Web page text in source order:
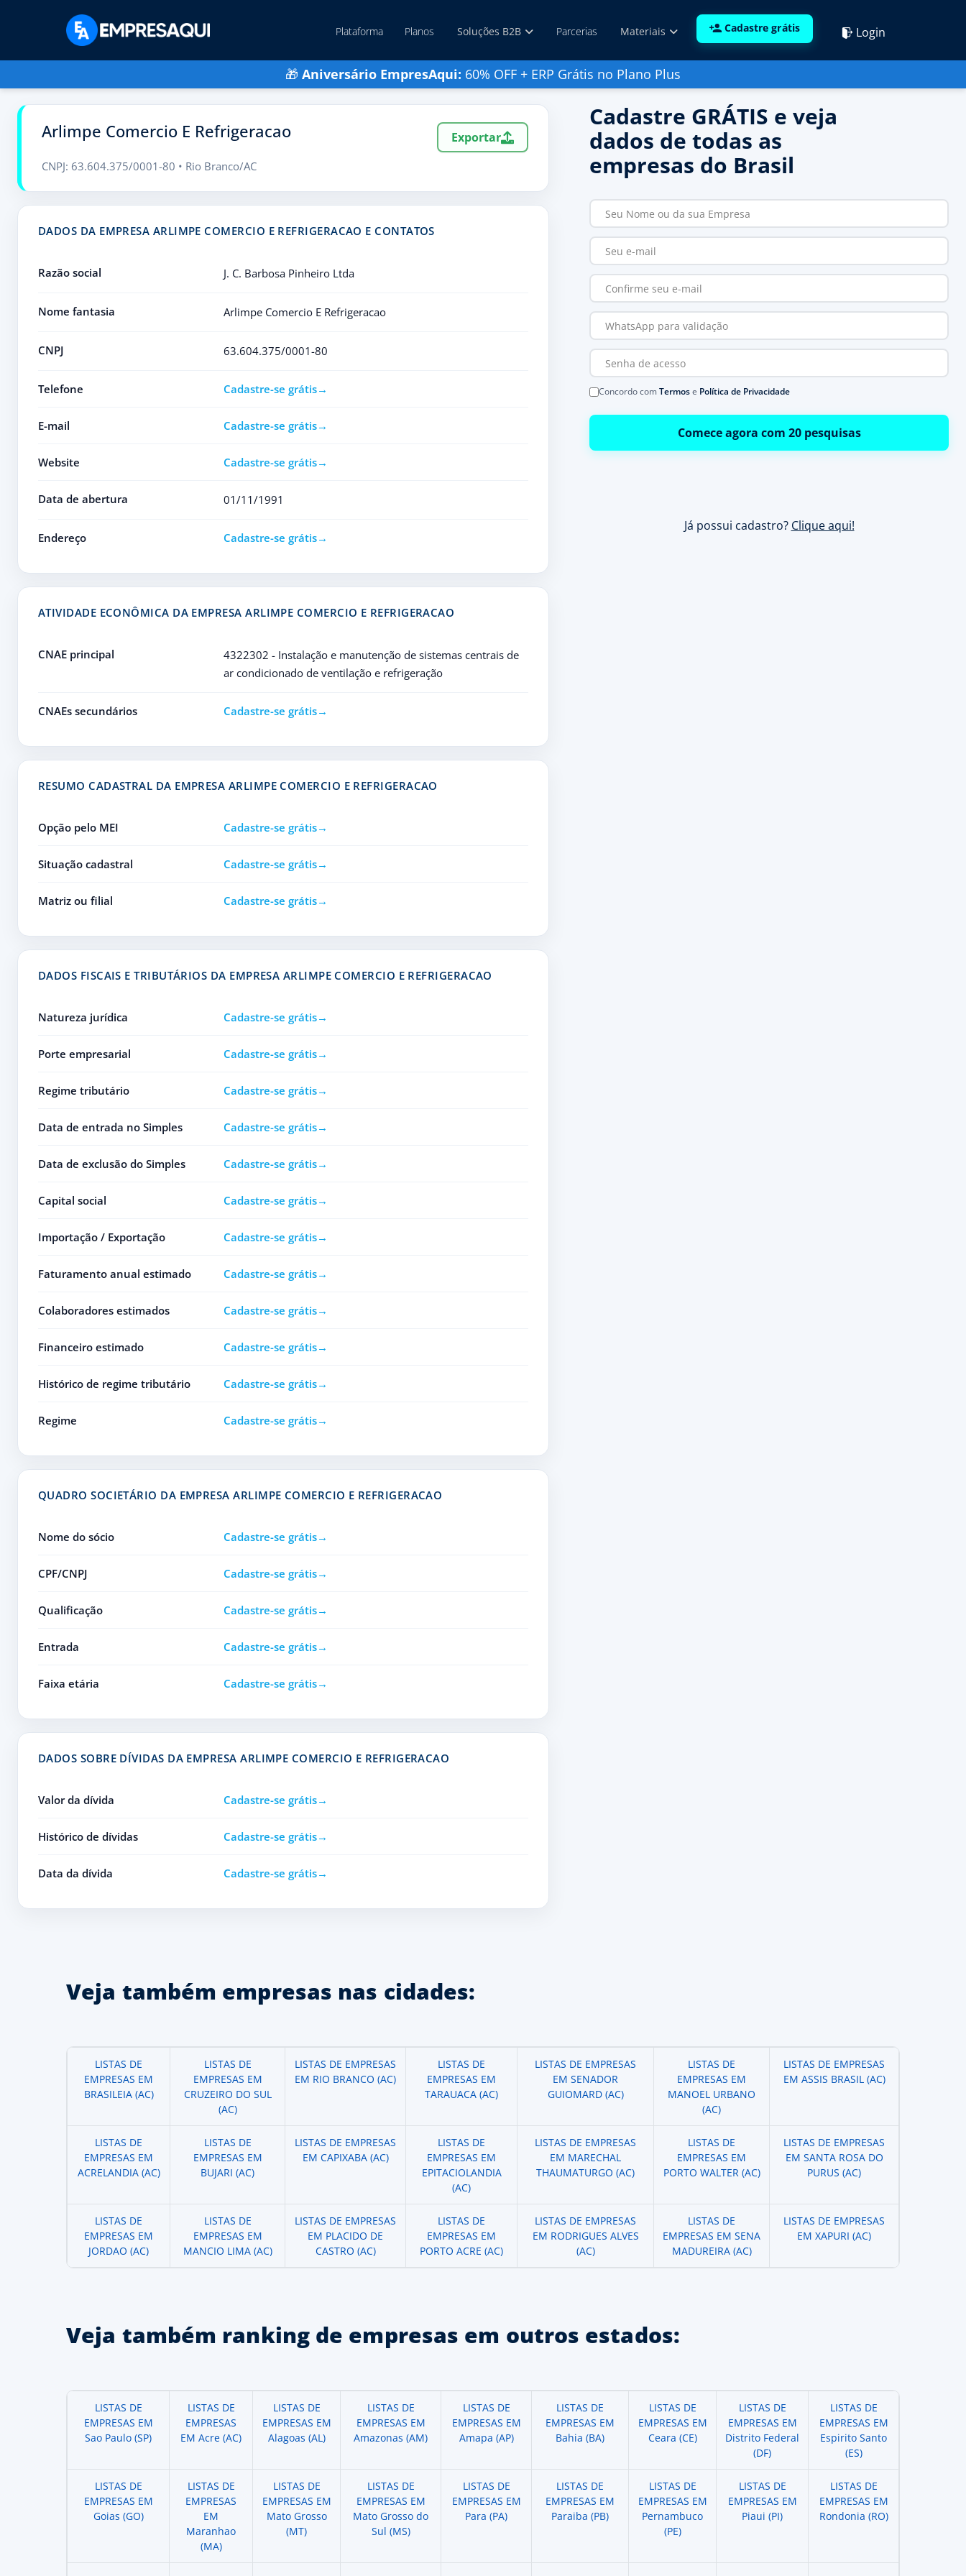
Plataforma Planos Soluções B2B Parcerias Materiais Cadastre grátis Login
🎁 Aniversário EmpresAqui: 60% OFF + ERP Grátis no Plano Plus
Arlimpe Comercio E Refrigeracao Exportar
CNPJ: 63.604.375/0001-80 • Rio Branco/AC
DADOS DA EMPRESA ARLIMPE COMERCIO E REFRIGERACAO E CONTATOS
Razão social J. C. Barbosa Pinheiro Ltda
Nome fantasia Arlimpe Comercio E Refrigeracao
CNPJ 63.604.375/0001-80
Telefone Cadastre-se grátis
E-mail Cadastre-se grátis
Website Cadastre-se grátis
Data de abertura 01/11/1991
Endereço Cadastre-se grátis
ATIVIDADE ECONÔMICA DA EMPRESA ARLIMPE COMERCIO E REFRIGERACAO
CNAE principal
4322302 - Instalação e manutenção de sistemas centrais de
ar condicionado de ventilação e refrigeração
CNAEs secundários Cadastre-se grátis
RESUMO CADASTRAL DA EMPRESA ARLIMPE COMERCIO E REFRIGERACAO
Opção pelo MEI Cadastre-se grátis
Situação cadastral Cadastre-se grátis
Matriz ou filial Cadastre-se grátis
DADOS FISCAIS E TRIBUTÁRIOS DA EMPRESA ARLIMPE COMERCIO E REFRIGERACAO
Natureza jurídica Cadastre-se grátis
Porte empresarial Cadastre-se grátis
Regime tributário Cadastre-se grátis
Data de entrada no Simples Cadastre-se grátis
Data de exclusão do Simples Cadastre-se grátis
Capital social Cadastre-se grátis
Importação / Exportação Cadastre-se grátis
Faturamento anual estimado Cadastre-se grátis
Colaboradores estimados Cadastre-se grátis
Financeiro estimado Cadastre-se grátis
Histórico de regime tributário Cadastre-se grátis
Regime Cadastre-se grátis
QUADRO SOCIETÁRIO DA EMPRESA ARLIMPE COMERCIO E REFRIGERACAO
Nome do sócio Cadastre-se grátis
CPF/CNPJ Cadastre-se grátis
Qualificação Cadastre-se grátis
Entrada Cadastre-se grátis
Faixa etária Cadastre-se grátis
DADOS SOBRE DÍVIDAS DA EMPRESA ARLIMPE COMERCIO E REFRIGERACAO
Valor da dívida Cadastre-se grátis
Histórico de dívidas Cadastre-se grátis
Data da dívida Cadastre-se grátis
Cadastre GRÁTIS e veja
dados de todas as
empresas do Brasil
Concordo comTermose Política de Privacidade
Comece agora com 20 pesquisas
Já possui cadastro? Clique aqui!
Veja também empresas nas cidades:
LISTAS DE
EMPRESAS EM
BRASILEIA (AC)
LISTAS DE
EMPRESAS EM
CRUZEIRO DO SUL
(AC)
LISTAS DE EMPRESAS
EM RIO BRANCO (AC)
LISTAS DE
EMPRESAS EM
TARAUACA (AC)
LISTAS DE EMPRESAS
EM SENADOR
GUIOMARD (AC)
LISTAS DE
EMPRESAS EM
MANOEL URBANO
(AC)
LISTAS DE EMPRESAS
EM ASSIS BRASIL (AC)
LISTAS DE
EMPRESAS EM
ACRELANDIA (AC)
LISTAS DE
EMPRESAS EM
BUJARI (AC)
LISTAS DE EMPRESAS
EM CAPIXABA (AC)
LISTAS DE
EMPRESAS EM
EPITACIOLANDIA
(AC)
LISTAS DE EMPRESAS
EM MARECHAL
THAUMATURGO (AC)
LISTAS DE
EMPRESAS EM
PORTO WALTER (AC)
LISTAS DE EMPRESAS
EM SANTA ROSA DO
PURUS (AC)
LISTAS DE
EMPRESAS EM
JORDAO (AC)
LISTAS DE
EMPRESAS EM
MANCIO LIMA (AC)
LISTAS DE EMPRESAS
EM PLACIDO DE
CASTRO (AC)
LISTAS DE
EMPRESAS EM
PORTO ACRE (AC)
LISTAS DE EMPRESAS
EM RODRIGUES ALVES
(AC)
LISTAS DE
EMPRESAS EM SENA
MADUREIRA (AC)
LISTAS DE EMPRESAS
EM XAPURI (AC)
Veja também ranking de empresas em outros estados:
LISTAS DE
EMPRESAS EM
Sao Paulo (SP)
LISTAS DE
EMPRESAS
EM Acre (AC)
LISTAS DE
EMPRESAS EM
Alagoas (AL)
LISTAS DE
EMPRESAS EM
Amazonas (AM)
LISTAS DE
EMPRESAS EM
Amapa (AP)
LISTAS DE
EMPRESAS EM
Bahia (BA)
LISTAS DE
EMPRESAS EM
Ceara (CE)
LISTAS DE
EMPRESAS EM
Distrito Federal
(DF)
LISTAS DE
EMPRESAS EM
Espirito Santo
(ES)
LISTAS DE
EMPRESAS EM
Goias (GO)
LISTAS DE
EMPRESAS
EM
Maranhao
(MA)
LISTAS DE
EMPRESAS EM
Mato Grosso
(MT)
LISTAS DE
EMPRESAS EM
Mato Grosso do
Sul (MS)
LISTAS DE
EMPRESAS EM
Para (PA)
LISTAS DE
EMPRESAS EM
Paraiba (PB)
LISTAS DE
EMPRESAS EM
Pernambuco
(PE)
LISTAS DE
EMPRESAS EM
Piaui (PI)
LISTAS DE
EMPRESAS EM
Rondonia (RO)